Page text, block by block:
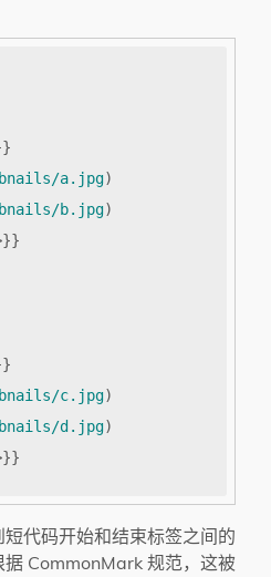
a.jpg
b.jpg
c.jpg
d.jpg
}}
代码开始和结束标签之间的
CommonMark 规范，这被